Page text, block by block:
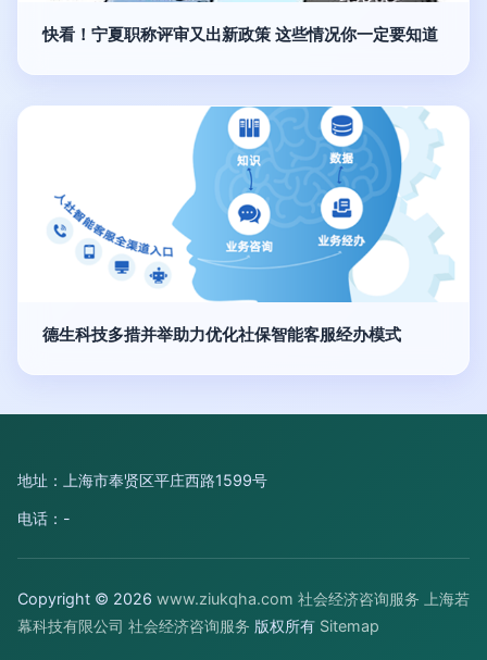
快看！宁夏职称评审又出新政策 这些情况你一定要知道
德生科技多措并举助力优化社保智能客服经办模式
地址：上海市奉贤区平庄西路1599号
电话：-
Copyright © 2026 www.ziukqha.com 社会经济咨询服务 上海若
幕科技有限公司 社会经济咨询服务 版权所有 Sitemap